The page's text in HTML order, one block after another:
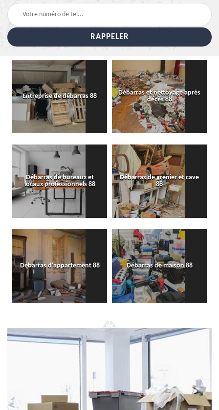
Entreprise de débarras 88
Débarras et nettoyage après
décès 88
Débarras de bureaux et
locaux professionnels 88
Débarras de grenier et cave
88
Débarras d'appartement 88 Débarras de maison 88